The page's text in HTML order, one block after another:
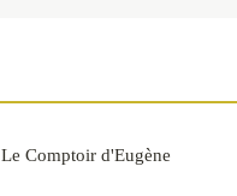
Le Comptoir d'Eugène